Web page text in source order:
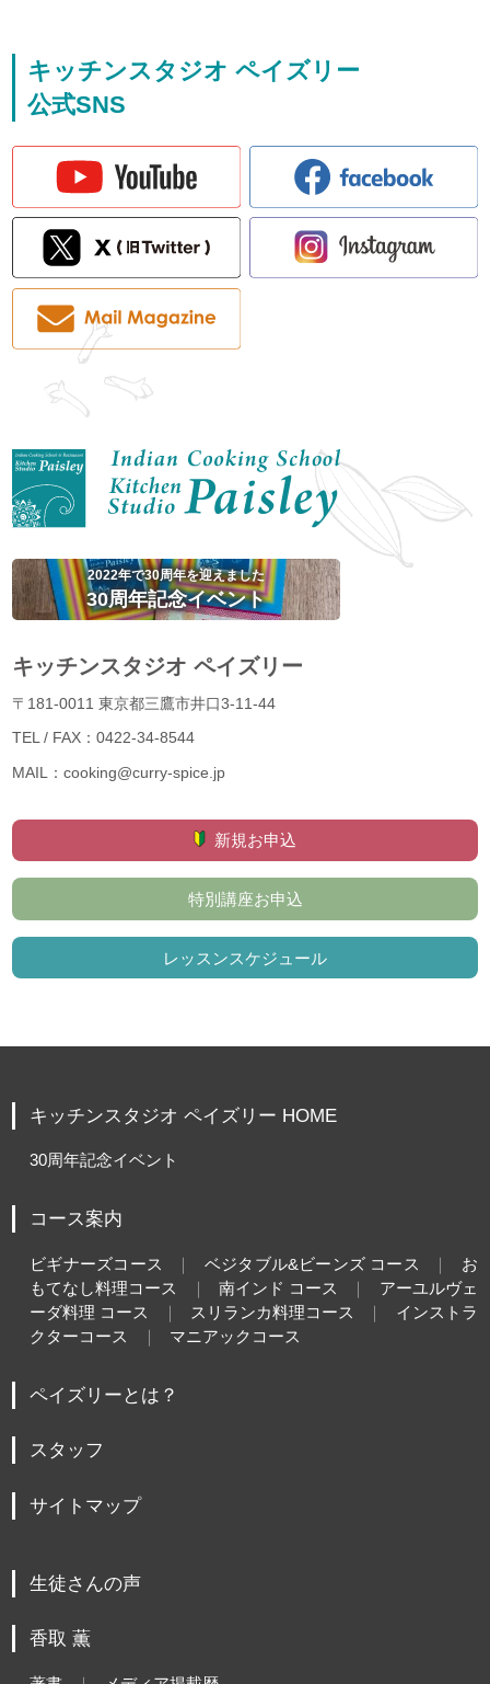
キッチンスタジオ ペイズリー
公式SNS
2022年で30周年を迎えました
30周年記念イベント
キッチンスタジオ ペイズリー
〒181-0011 東京都三鷹市井口3-11-44
TEL / FAX：0422-34-8544
MAIL：cooking@curry-spice.jp
新規お申込
特別講座お申込
レッスンスケジュール
キッチンスタジオ ペイズリー HOME
30周年記念イベント
コース案内
ビギナーズコース ベジタブル&ビーンズ コース
お
もてなし料理コース
南インド コース
アーユルヴェ
ーダ料理 コース
スリランカ料理コース
インストラ
クターコース
マニアックコース
ペイズリーとは？
スタッフ
サイトマップ
生徒さんの声
香取 薫